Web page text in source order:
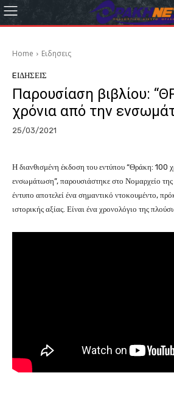
Home Eιδησεις
EΙΔΗΣΕΙΣ
Παρουσίαση βιβλίου:
χρόνια από την
25/03/2021
Η διανθισμένη έκδοση του εντύπου “Θράκη: 100
ενσωμάτωση”, παρουσιάστηκε στο Νομαρχείο
έντυπο αποτελεί ένα σημαντικό ντοκουμέντο,
ιστορικής αξίας. Είναι ένα χρονολόγιο της